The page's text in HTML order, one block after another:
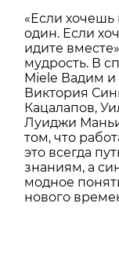
«Если
один. Если
идите
мудрость. В
Miele Вадим
Виктория
Кацалапов,
Луиджи
том, что
это всегда
знаниям, а
модное
нового